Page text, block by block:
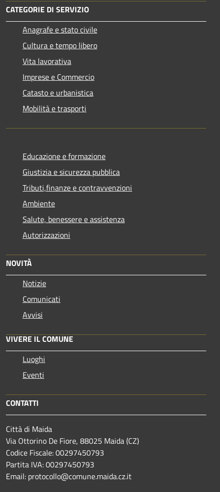
CATEGORIE DI SERVIZIO
Anagrafe e stato civile
Cultura e tempo libero
Vita lavorativa
Imprese e Commercio
Catasto e urbanistica
Mobilità e trasporti
Educazione e formazione
Giustizia e sicurezza pubblica
Tributi,finanze e contravvenzioni
Ambiente
Salute, benessere e assistenza
Autorizzazioni
NOVITÀ
Notizie
Comunicati
Avvisi
VIVERE IL COMUNE
Luoghi
Eventi
CONTATTI
Città di Maida
Via Ottorino De Fiore, 88025 Maida (CZ)
Codice Fiscale: 00297450793
Partita IVA: 00297450793
Email: protocollo@comune.maida.cz.it